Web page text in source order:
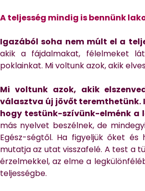
A teljesség mindig is bennünk
Igazából soha nem múlt el a
akik a fájdalmakat, félelmeket
poklainkat. Mi voltunk azok, akik
Mi voltunk azok, akik
választva új jövőt teremthetünk.
hogy testünk-szívünk-elménk a
más nyelvet beszélnek, de
Egész-ségtől. Ha figyeljük őket
mutatja az utat visszafelé. A test a
érzelmekkel, az elme a
teljességbe.